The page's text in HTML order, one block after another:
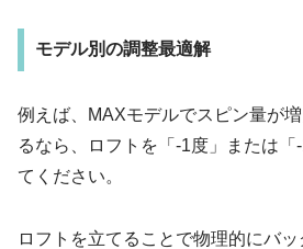
モデル別の調整最適解
例えば、MAXモデルでスピン量が
るなら、ロフトを「-1度」または
てください。
ロフトを立てることで物理的にバッ